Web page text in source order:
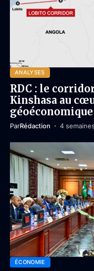
ANALYSES
RDC : le
Kinshasa au
ParRédaction 4
ÉCONOMIE